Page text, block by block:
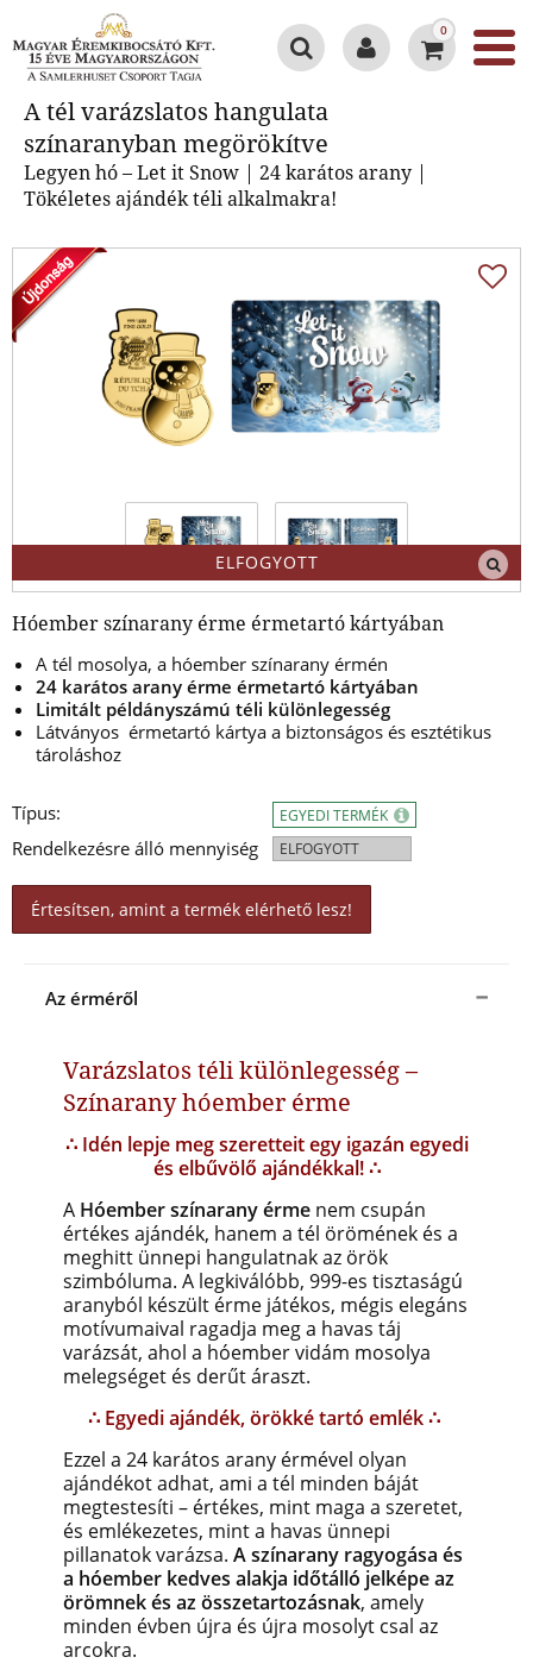
0
A tél varázslatos hangulata
színaranyban megörökítve
Legyen hó – Let it Snow | 24 karátos arany |
Tökéletes ajándék téli alkalmakra!
ELFOGYOTT
Hóember színarany érme érmetartó kártyában
A tél mosolya, a hóember színarany érmén
24 karátos arany érme érmetartó kártyában
Limitált példányszámú téli különlegesség
Látványos érmetartó kártya a biztonságos és esztétikus
tároláshoz
Típus:
Rendelkezésre álló mennyiség
EGYEDI TERMÉK
ELFOGYOTT
Értesítsen, amint a termék elérhető lesz!
Az érméről
Varázslatos téli különlegesség –
Színarany hóember érme
∴ Idén lepje meg szeretteit egy igazán egyedi
és elbűvölő ajándékkal! ∴
A Hóember színarany érme nem csupán
értékes ajándék, hanem a tél örömének és a
meghitt ünnepi hangulatnak az örök
szimbóluma. A legkiválóbb, 999-es tisztaságú
aranyból készült érme játékos, mégis elegáns
motívumaival ragadja meg a havas táj
varázsát, ahol a hóember vidám mosolya
melegséget és derűt áraszt.
∴ Egyedi ajándék, örökké tartó emlék ∴
Ezzel a 24 karátos arany érmével olyan
ajándékot adhat, ami a tél minden báját
megtestesíti – értékes, mint maga a szeretet,
és emlékezetes, mint a havas ünnepi
pillanatok varázsa. A színarany ragyogása és
a hóember kedves alakja időtálló jelképe az
örömnek és az összetartozásnak, amely
minden évben újra és újra mosolyt csal az
arcokra.
A tél varázslatos hangulata
színaranyban megörökítve